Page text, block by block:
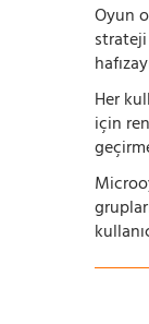
Oyun
Her
için